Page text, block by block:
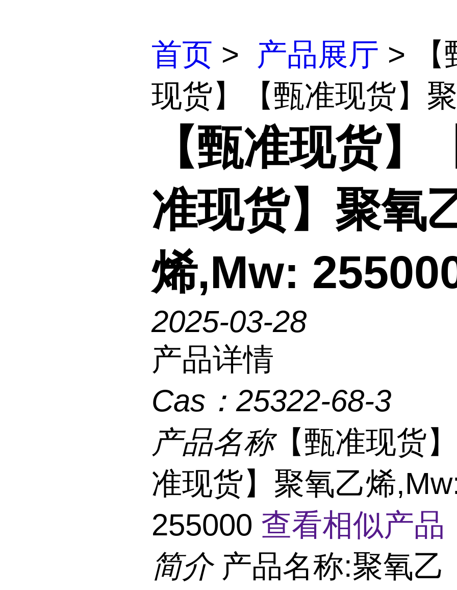
首页 > 产品展厅 > 【
现货】【甄准现货】
【甄准现货】
准现货】聚氧
烯,Mw:
2025-03-28
产品详情
Cas： 25322-68-3
产品名称【甄准现货
准现货】聚氧乙烯
255000 查看相似产
简介 产品名称:聚氧乙